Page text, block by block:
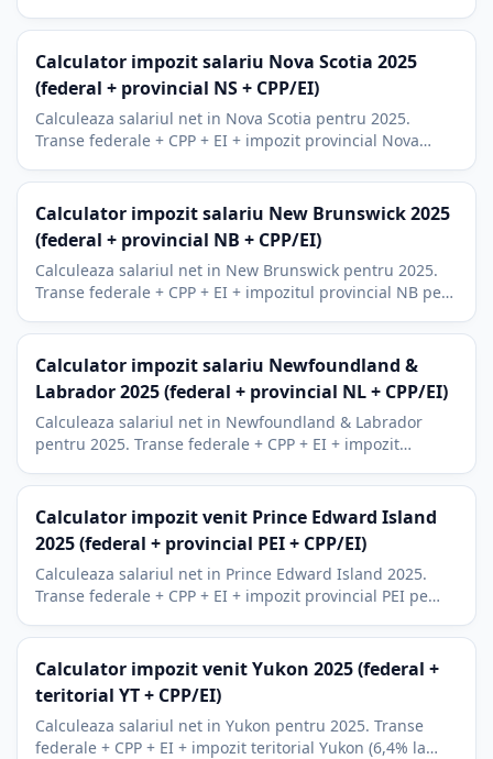
Calculator impozit salariu Nova Scotia 2025
(federal + provincial NS + CPP/EI)
Calculeaza salariul net in Nova Scotia pentru 2025.
Transe federale + CPP + EI + impozit provincial Nova
Calculator impozit salariu New Brunswick 2025
(federal + provincial NB + CPP/EI)
Calculeaza salariul net in New Brunswick pentru 2025.
Transe federale + CPP + EI + impozitul provincial NB pe
Calculator impozit salariu Newfoundland &
Labrador 2025 (federal + provincial NL + CPP/EI)
Calculeaza salariul net in Newfoundland & Labrador
pentru 2025. Transe federale + CPP + EI + impozit
Calculator impozit venit Prince Edward Island
2025 (federal + provincial PEI + CPP/EI)
Calculeaza salariul net in Prince Edward Island 2025.
Transe federale + CPP + EI + impozit provincial PEI pe
Calculator impozit venit Yukon 2025 (federal +
teritorial YT + CPP/EI)
Calculeaza salariul net in Yukon pentru 2025. Transe
federale + CPP + EI + impozit teritorial Yukon (6,4% la